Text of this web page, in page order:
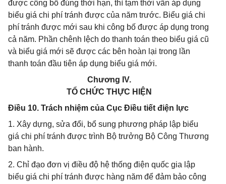
được công bố đúng thời hạn, thì tạm thời vẫn áp dụng
biểu giá chi phí tránh được của năm trước. Biểu giá chi
phí tránh được mới sau khi công bố được áp dụng trong
cả năm. Phần chênh lệch do thanh toán theo biểu giá cũ
và biểu giá mới sẽ được các bên hoàn lại trong lần
thanh toán đầu tiên áp dụng biểu giá mới.
Chương IV.
TỔ CHỨC THỰC HIỆN
Điều 10. Trách nhiệm của Cục Điều tiết điện lực
1. Xây dựng, sửa đổi, bổ sung phương pháp lập biểu
giá chi phí tránh được trình Bộ trưởng Bộ Công Thương
ban hành.
2. Chỉ đạo đơn vị điều độ hệ thống điện quốc gia lập
biểu giá chi phí tránh được hàng năm để đảm bảo công